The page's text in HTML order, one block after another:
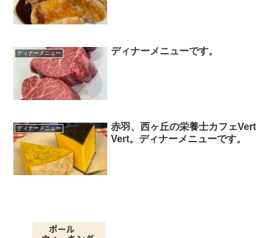
ディナーメニュー ディナーメニューです。
ディナーメニュー
赤羽、西ヶ丘の栄養士カフェVert
Vert。ディナーメニューです。